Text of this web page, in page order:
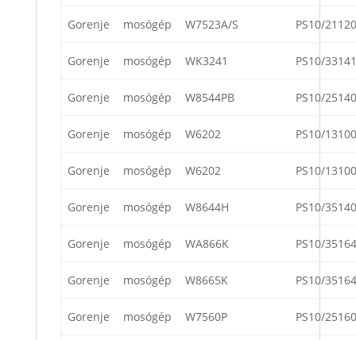
Gorenje mosógép W7523A/S PS10/21120
Gorenje mosógép WK3241 PS10/33141
Gorenje mosógép W8544PB PS10/25140
Gorenje mosógép W6202 PS10/13100
Gorenje mosógép W6202 PS10/13100
Gorenje mosógép W8644H PS10/35140
Gorenje mosógép WA866K PS10/35164
Gorenje mosógép W8665K PS10/35164
Gorenje mosógép W7560P PS10/25160